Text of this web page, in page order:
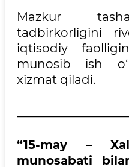
Mazkur
tadbirkorligini
iqtisodiy
munosib ish
xizmat qiladi.
“15-may –
munosabati